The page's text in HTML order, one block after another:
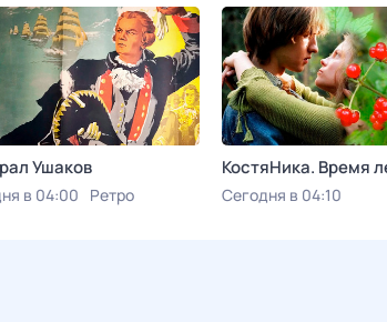
Ушаков
в 04:00 Ретро
КостяНика. Время
Сегодня в 04:10